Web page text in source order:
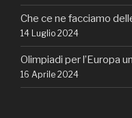
Che ce ne facciamo
14 Luglio 2024
Olimpiadi per l’Europa
16 Aprile 2024